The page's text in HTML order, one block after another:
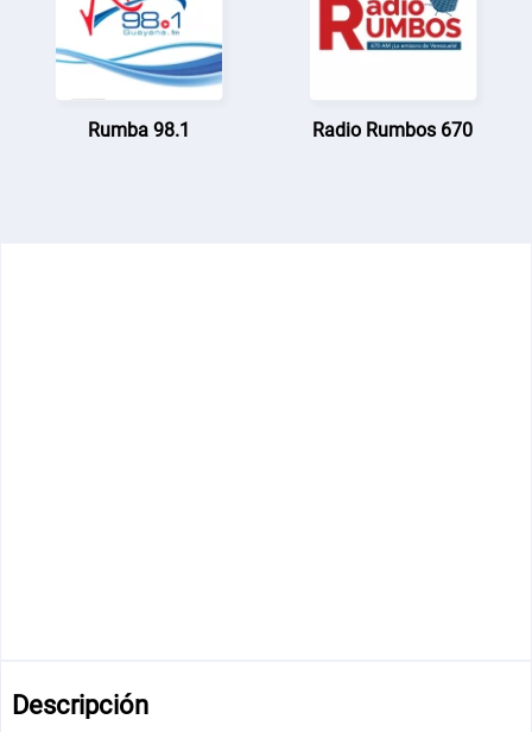
Rumba 98.1 Radio Rumbos 670
Descripción